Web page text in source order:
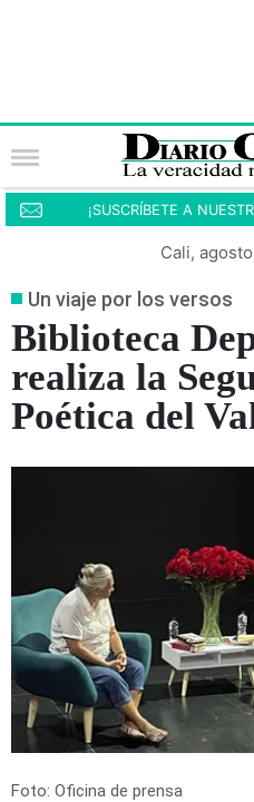
¡SUSCRÍBETE A
Cali,
Un viaje por los versos
Biblioteca
realiza la
Poética del
Foto: Oficina de prensa